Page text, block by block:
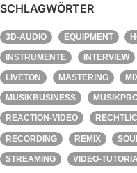
SCHLAGWÖRTER
3D-AUDIO EQUIPMENT
INSTRUMENTE INTERVIEW
LIVETON MASTERING
MUSIKBUSINESS
REACTION-VIDEO
RECORDING REMIX
STREAMING VIDEO-